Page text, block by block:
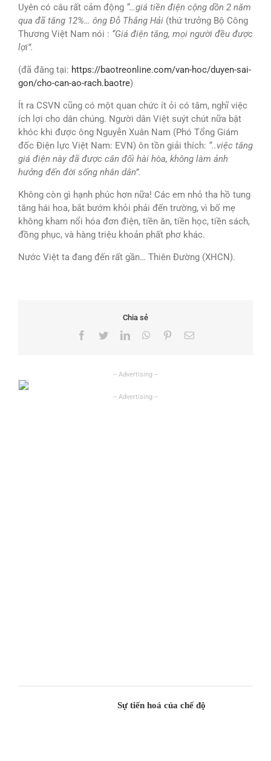
Uyên có câu rất cảm động “…giá tiền điện cộng dồn 2 năm
qua đã tăng 12%… ông Đỗ Thắng Hải (thứ trưởng Bộ Công
Thương Việt Nam nói : “Giá điện tăng, mọi người đều được
lợi”.
(đã đăng tại: https://baotreonline.com/van-hoc/duyen-sai-
gon/cho-can-ao-rach.baotre)
Ít ra CSVN cũng có một quan chức ít ỏi có tâm, nghĩ việc
ích lợi cho dân chúng. Người dân Việt suýt chút nữa bật
khóc khi được ông Nguyễn Xuân Nam (Phó Tổng Giám
đốc Điện lực Việt Nam: EVN) ôn tồn giải thích: “..việc tăng
giá điện này đã được cân đối hài hòa, không làm ảnh
hưởng đến đời sống nhân dân”.
Không còn gì hạnh phúc hơn nữa! Các em nhỏ tha hồ tung
tăng hái hoa, bắt bướm khỏi phải đến trường, vì bố mẹ
không kham nổi hóa đơn điện, tiền ăn, tiền học, tiền sách,
đồng phục, và hàng triệu khoản phất phơ khác.
Nước Việt ta đang đến rất gần… Thiên Đường (XHCN).
Chia sẻ
Facebook
TwitterLinkedInWhatsApp
PinterestEmail
Sự tiến hoá của chế độ